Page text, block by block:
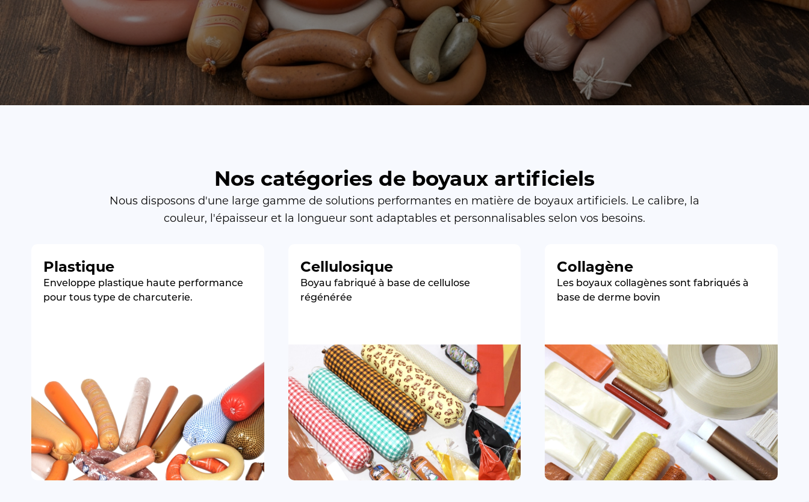
Nos catégories de boyaux artificiels
Nous disposons d'une large gamme de solutions performantes en matière de boyaux artificiels. Le calibre, la
couleur, l'épaisseur et la longueur sont adaptables et personnalisables selon vos besoins.
Plastique
Enveloppe plastique haute performance
pour tous type de charcuterie.
Cellulosique
Boyau fabriqué à base de cellulose
régénérée
Collagène
Les boyaux collagènes sont fabriqués à
base de derme bovin